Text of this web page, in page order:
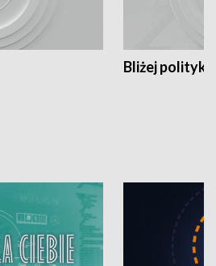
Bliżej polityki